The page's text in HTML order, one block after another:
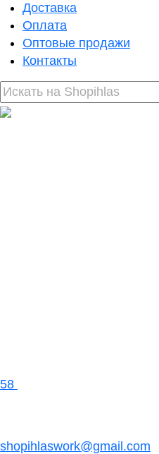
Доставка
Оплата
Оптовые продажи
Контакты
58
shopihlaswork@gmail.com